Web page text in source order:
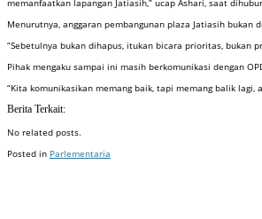
Menurutnya, anggaran pembangunan plaza Jatiasih
“Sebetulnya bukan dihapus, itukan bicara prioritas, bukan
Pihak mengaku sampai ini masih berkomunikasi dengan
“Kita komunikasikan memang baik, tapi memang balik
Berita Terkait:
No related posts.
Posted in Parlementaria